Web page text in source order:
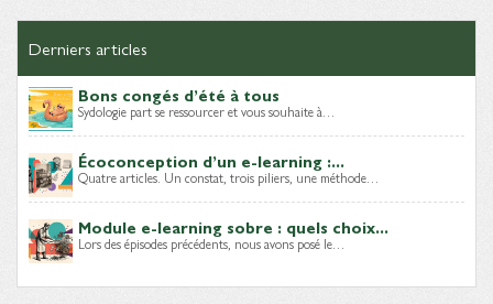
Derniers articles
Bons congés d’été à tous
Sydologie part se ressourcer et vous souhaite à…
Écoconception d’un e-learning :...
Quatre articles. Un constat, trois piliers, une méthode…
Module e-learning sobre : quels choix...
Lors des épisodes précédents, nous avons posé le…